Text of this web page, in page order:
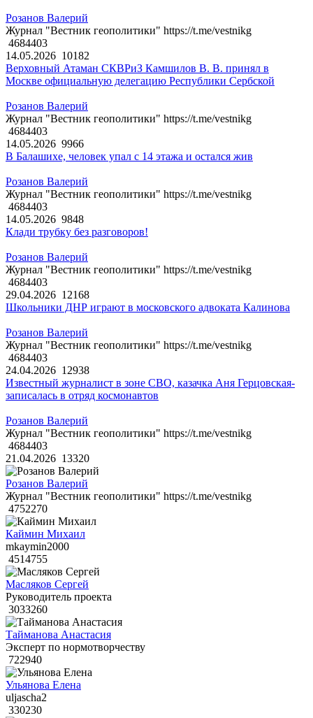
Розанов Валерий
Журнал "Вестник геополитики" https://t.me/vestnikg
4684403
14.05.2026 10182
Верховный Атаман СКВРиЗ Камшилов В. В. принял в
Москве официальную делегацию Республики Сербской
Розанов Валерий
Журнал "Вестник геополитики" https://t.me/vestnikg
4684403
14.05.2026 9966
В Балашихе, человек упал с 14 этажа и остался жив
Розанов Валерий
Журнал "Вестник геополитики" https://t.me/vestnikg
4684403
14.05.2026 9848
Клади трубку без разговоров!
Розанов Валерий
Журнал "Вестник геополитики" https://t.me/vestnikg
4684403
29.04.2026 12168
Школьники ДНР играют в московского адвоката Калинова
Розанов Валерий
Журнал "Вестник геополитики" https://t.me/vestnikg
4684403
24.04.2026 12938
Известный журналист в зоне СВО, казачка Аня Герцовская-
записалась в отряд космонавтов
Розанов Валерий
Журнал "Вестник геополитики" https://t.me/vestnikg
4684403
21.04.2026 13320
Розанов Валерий
Журнал "Вестник геополитики" https://t.me/vestnikg
4752270
Каймин Михаил
mkaymin2000
4514755
Масляков Сергей
Руководитель проекта
3033260
Тайманова Анастасия
Эксперт по нормотворчеству
722940
Ульянова Елена
uljascha2
330230